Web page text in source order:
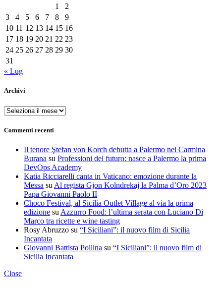
1
2
3
4 5 6 7 8
9
10 11 12 13 14 15 16
17 18 19 20 21 22 23
24 25 26 27 28 29 30
31
« Lug
Archivi
Archivi
Commenti recenti
Il tenore Ştefan von Korch debutta a Palermo nei Carmina
Burana su Professioni del futuro: nasce a Palermo la prima
DevOps Academy
Katia Ricciarelli canta in Vaticano: emozione durante la
Messa su Al regista Gjon Kolndrekaj la Palma d’Oro 2023
Papa Giovanni Paolo II
Choco Festival, al Sicilia Outlet Village al via la prima
edizione su Azzurro Food: l’ultima serata con Luciano Di
Marco tra ricette e wine tasting
Rosy Abruzzo su “I Siciliani”: il nuovo film di Sicilia
Incantata
Giovanni Battista Pollina su “I Siciliani”: il nuovo film di
Sicilia Incantata
Close